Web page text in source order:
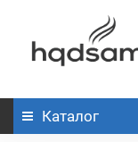
Каталог